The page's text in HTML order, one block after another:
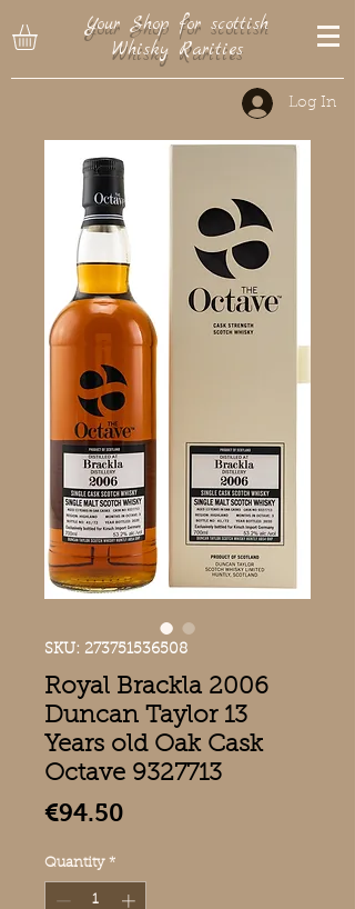
Your Shop for scottish
Whisky Rarities
Log In
SKU: 273751536508
Royal Brackla 2006
Duncan Taylor 13
Years old Oak Cask
Octave 9327713
€94.50Price
Quantity *